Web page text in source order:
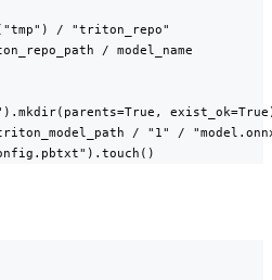
/ "triton_repo"
/ model_name
/ "1" /